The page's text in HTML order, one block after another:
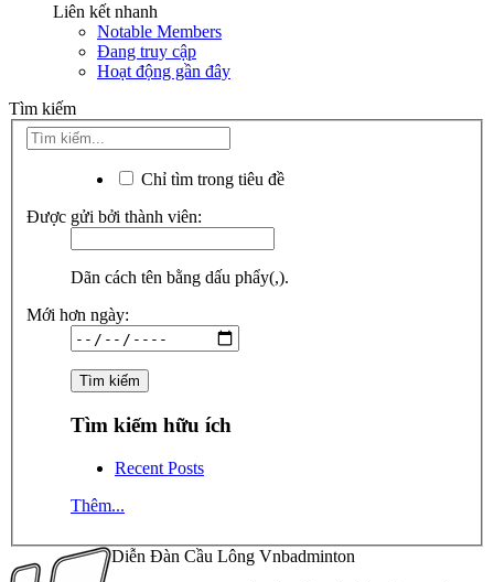
Liên kết nhanh
Notable Members
Đang truy cập
Hoạt động gần đây
Tìm kiếm
Chỉ tìm trong tiêu đề
Được gửi bởi thành viên:
Dãn cách tên bằng dấu phẩy(,).
Mới hơn ngày:
Tìm kiếm hữu ích
Recent Posts
Thêm...
Diễn Đàn Cầu Lông Vnbadminton